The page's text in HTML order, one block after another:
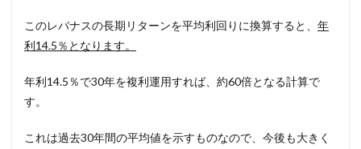
このレバナスの長期リターンを平均利回りに換算すると、 年
利14.5％となります。
年利14.5％で30年を複利運用すれば、約60倍となる計算で
す。
これは過去30年間の平均値を示すものなので、今後も大きく